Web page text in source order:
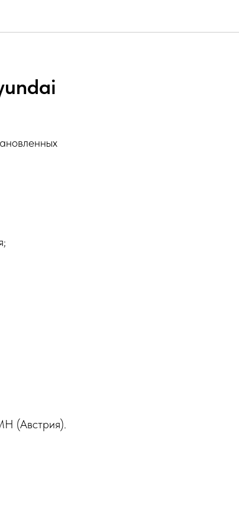
(Австрия).